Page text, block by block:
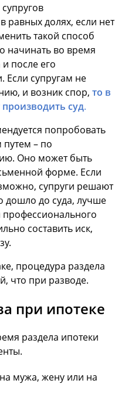
равных долях, если нет
такой способ
начинать во время
после его
Если супругам не
и возник спор, то в
производить суд.
попробовать
– по
Оно может быть
форме. Если
супруги решают
дошло до суда, лучше
профессионального
составить иск,
процедура раздела
что при разводе.
при ипотеке
раздела ипотеки
мужа, жену или на